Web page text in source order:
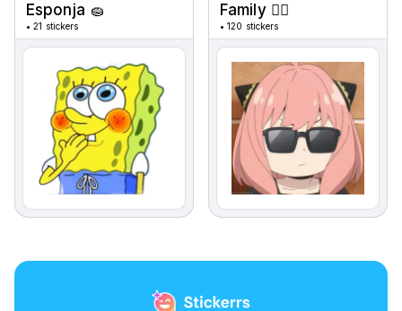
Esponja 🧽
•21 stickers
Family 🕵️‍♀️
•120 stickers